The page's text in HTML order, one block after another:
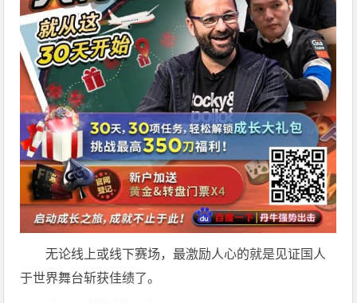
无论线上或线下赛场，最激励人心的就是见证国人
于世界舞台斩获佳绩了。